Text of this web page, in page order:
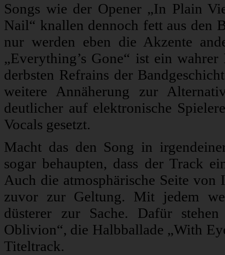
Songs wie der Opener „In Plain
Nail“ knallen dennoch fett aus den
nur werden eben die Akzente
„Everything’s Gone“ ist ein
derbsten Refrains der
weitere Annäherung zur
deutlicher auf elektronische
Vocals gesetzt.
Macht das den Song in
sogar behaupten, dass der Track
Auch die atmosphärische Seite
zuvor zur Geltung. Mit jedem
düsterer zur Sache. Dafür
Oblivion“, die Halbballade „With
Titeltrack.